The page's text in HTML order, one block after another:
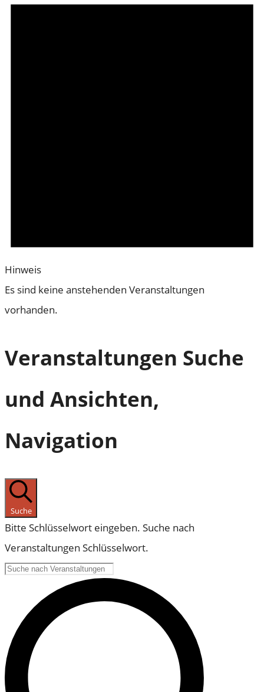
Hinweis
Es sind keine anstehenden Veranstaltungen
vorhanden.
Veranstaltungen Suche
und Ansichten,
Navigation
Suche
Bitte Schlüsselwort eingeben. Suche nach
Veranstaltungen Schlüsselwort.